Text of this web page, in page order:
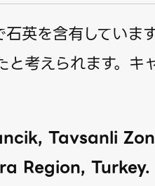
英を含有していま
考えられます。キ
Tavsanli
Region, Turkey.